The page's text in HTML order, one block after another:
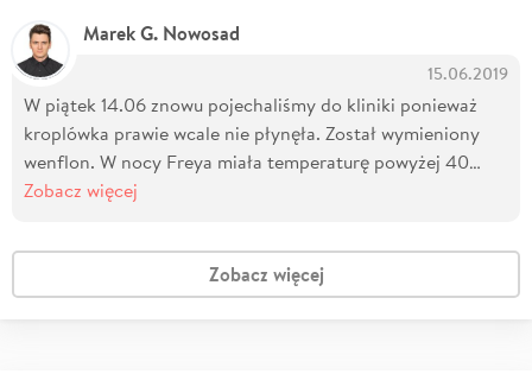
Marek G. Nowosad
15.06.2019
W piątek 14.06 znowu pojechaliśmy do kliniki ponieważ
kroplówka prawie wcale nie płynęła. Został wymieniony
wenflon. W nocy Freya miała temperaturę powyżej 40…
Zobacz więcej
Zobacz więcej